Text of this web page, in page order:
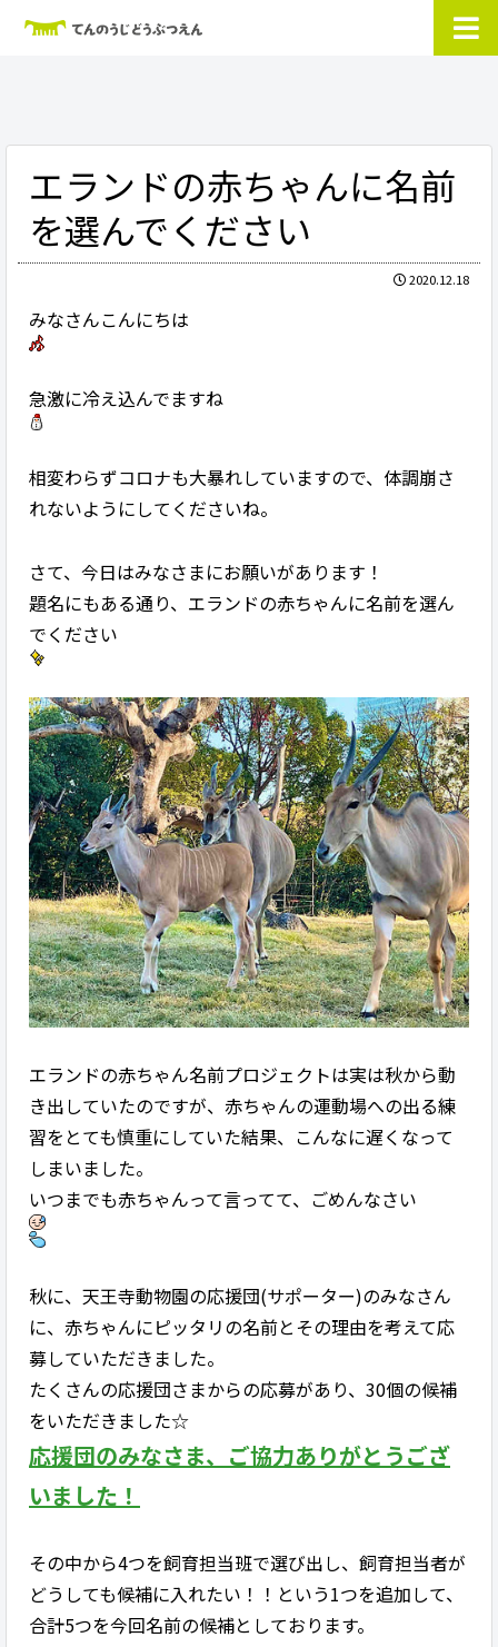
エランドの赤ちゃんに名前
を選んでください
2020.12.18
みなさんこんにちは
急激に冷え込んでますね
相変わらずコロナも大暴れしていますので、体調崩さ
れないようにしてくださいね。
さて、今日はみなさまにお願いがあります！
題名にもある通り、エランドの赤ちゃんに名前を選ん
でください
エランドの赤ちゃん名前プロジェクトは実は秋から動
き出していたのですが、赤ちゃんの運動場への出る練
習をとても慎重にしていた結果、こんなに遅くなって
しまいました。
いつまでも赤ちゃんって言ってて、ごめんなさい
秋に、天王寺動物園の応援団(サポーター)のみなさん
に、赤ちゃんにピッタリの名前とその理由を考えて応
募していただきました。
たくさんの応援団さまからの応募があり、30個の候補
をいただきました☆
応援団のみなさま、ご協力ありがとうござ
いました！
その中から4つを飼育担当班で選び出し、飼育担当者が
どうしても候補に入れたい！！という1つを追加して、
合計5つを今回名前の候補としております。